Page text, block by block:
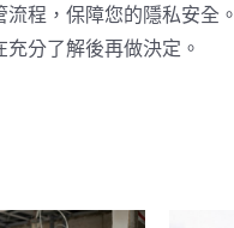
程，保障您的隱私安全。
分了解後再做決定。